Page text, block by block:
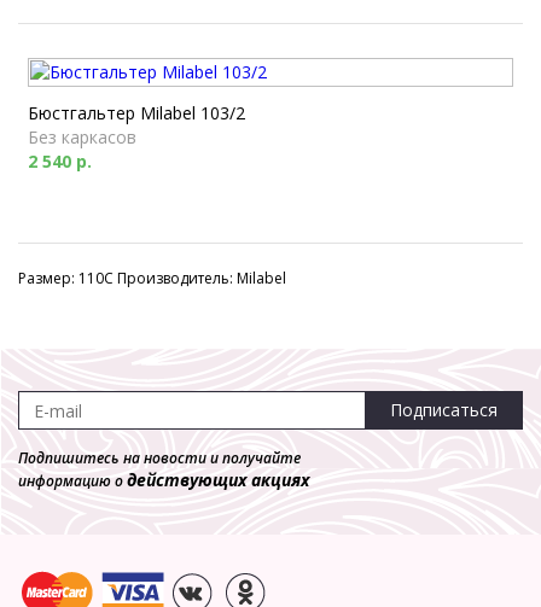
Бюстгальтер Milabel 103/2
Без каркасов
2 540 р.
Размер: 110C Производитель: Milabel
Подписаться
Подпишитесь на новости и получайте
информацию одействующих акциях